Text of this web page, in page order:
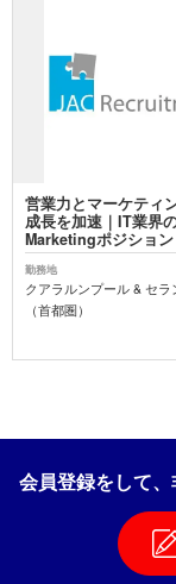
営業力とマーケティ
成長を加速｜IT業界
Marketingポジション
勤務地
クアラルンプール & セラ
（首都圏）
会員登録をして